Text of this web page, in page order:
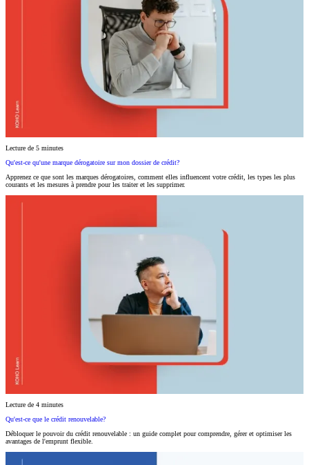
Lecture de 5 minutes
Qu'est-ce qu'une marque dérogatoire sur mon dossier de crédit?
Apprenez ce que sont les marques dérogatoires, comment elles influencent votre crédit, les types les plus
courants et les mesures à prendre pour les traiter et les supprimer.
Lecture de 4 minutes
Qu'est-ce que le crédit renouvelable?
Débloquer le pouvoir du crédit renouvelable : un guide complet pour comprendre, gérer et optimiser les
avantages de l'emprunt flexible.